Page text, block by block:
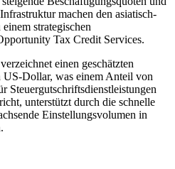
machen den asiatisch-
strategischen
Tax Credit Services.
einen geschätzten
Dollar, was einem Anteil von
Steuergutschriftsdienstleistungen
unterstützt durch die schnelle
Einstellungsvolumen in